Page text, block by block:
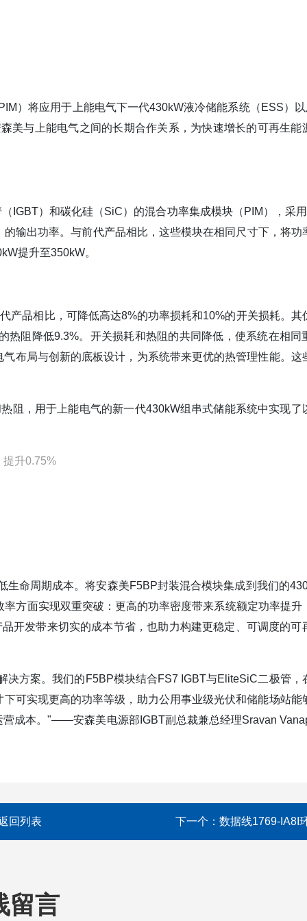
）将应用于上能电气下一代430kW液冷储能系统（ESS）
美与上能电气之间的长期合作关系，为快速增长的可再生能
IGBT）和碳化硅（SiC）的混合功率集成模块（PIM），采
输出功率。与前代产品相比，这些模块在相同尺寸下，将功
提升至350kW。
产品相比，可降低高达8%的功率损耗和10%的开关损耗。其
阻降低9.3%。开关损耗和热阻的共同降低，使系统在相同
布局与创新的底板设计，为系统带来更优的热管理性能。这
阻，用于上能电气的新一代430kW组串式储能系统中实现了
提升0.75%
命周期成本。将安森美F5BP封装混合模块集成到我们的
方面实现双重突破：更高的功率密度带来系统额定功率提升
开发带来切实的成本节省，也助力构建更稳定、可调度的可
决方案。我们的F5BP模块结合FS7 IGBT与EliteSiC二极管，
可实现更高的功率等级，助力公用事业级光伏和储能场站能
成本。"——安森美电源部IGBT副总裁兼总经理Sravan
回列表 下一个： 数据线1769-IA8I
留言